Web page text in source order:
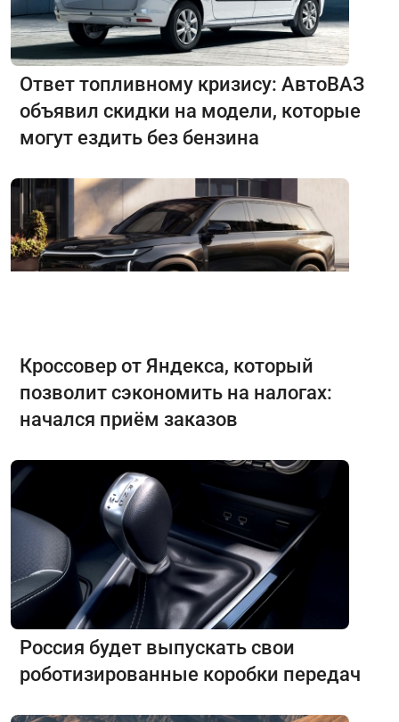
Ответ топливному кризису: АвтоВАЗ
объявил скидки на модели, которые
могут ездить без бензина
Кроссовер от Яндекса, который
позволит сэкономить на налогах:
начался приём заказов
Россия будет выпускать свои
роботизированные коробки передач